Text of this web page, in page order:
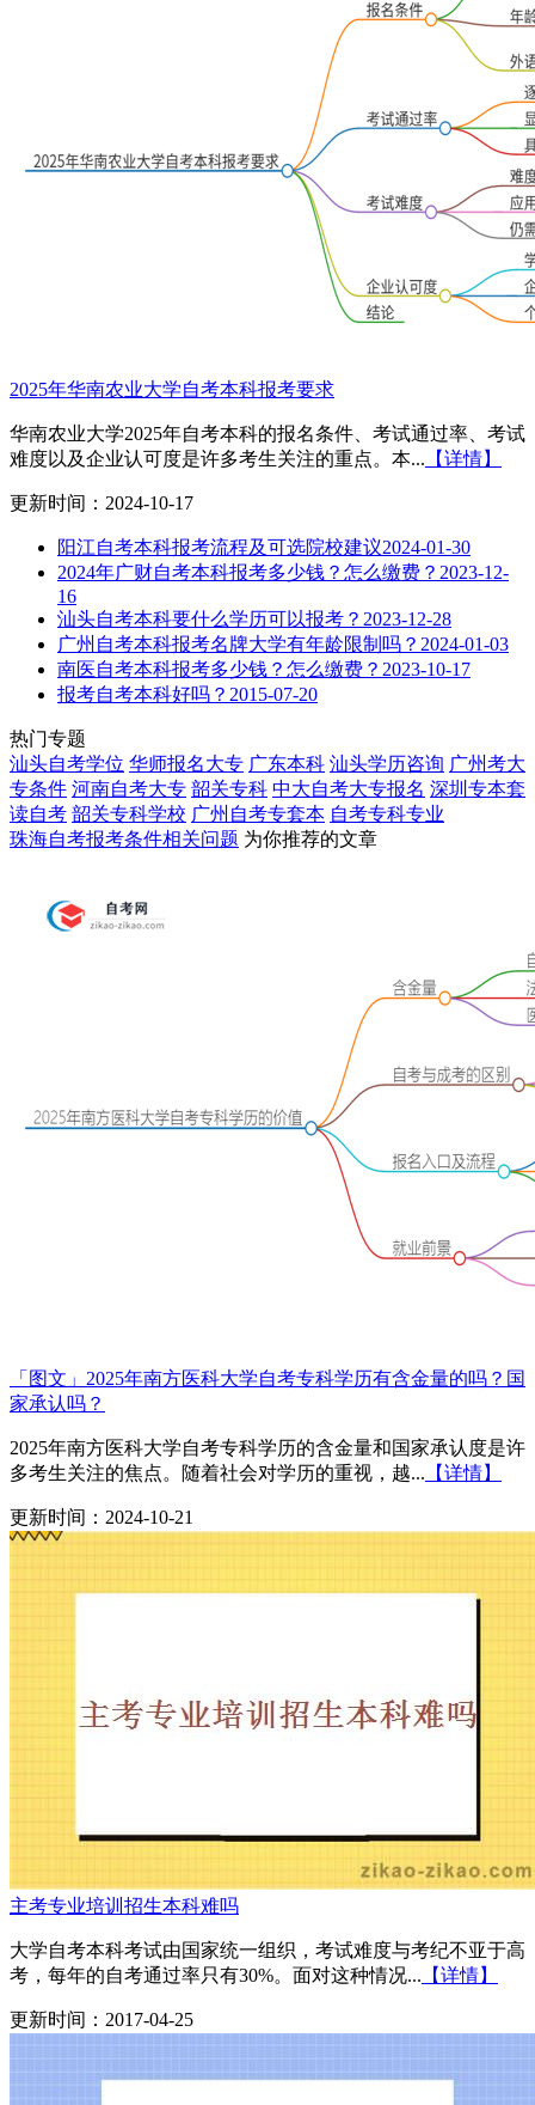
2025年华南农业大学自考本科报考要求
华南农业大学2025年自考本科的报名条件、考试通过率、考试
难度以及企业认可度是许多考生关注的重点。本... 【详情】
更新时间：2024-10-17
阳江自考本科报考流程及可选院校建议2024-01-30
2024年广财自考本科报考多少钱？怎么缴费？ 2023-12-
16
汕头自考本科要什么学历可以报考？ 2023-12-28
广州自考本科报考名牌大学有年龄限制吗？ 2024-01-03
南医自考本科报考多少钱？怎么缴费？ 2023-10-17
报考自考本科好吗？ 2015-07-20
热门专题
汕头自考学位 华师报名大专 广东本科 汕头学历咨询 广州考大
专条件 河南自考大专 韶关专科 中大自考大专报名 深圳专本套
读自考 韶关专科学校 广州自考专套本 自考专科专业
珠海自考报考条件相关问题 为你推荐的文章
「图文」2025年南方医科大学自考专科学历有含金量的吗？国
家承认吗？
2025年南方医科大学自考专科学历的含金量和国家承认度是许
多考生关注的焦点。随着社会对学历的重视，越... 【详情】
更新时间：2024-10-21
主考专业培训招生本科难吗
大学自考本科考试由国家统一组织，考试难度与考纪不亚于高
考，每年的自考通过率只有30%。面对这种情况... 【详情】
更新时间：2017-04-25